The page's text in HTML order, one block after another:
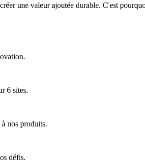
une valeur ajoutée durable. C'est
6 sites.
nos produits.
défis.